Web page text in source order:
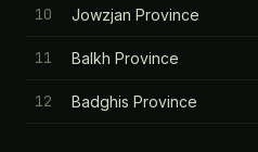
10 Jowzjan Province
11 Balkh Province
12 Badghis Province